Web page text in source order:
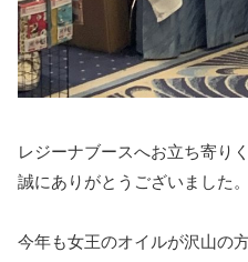
レジーナブースへお立ち寄り
誠にありがとうございました。
今年も女王のオイルが沢山の